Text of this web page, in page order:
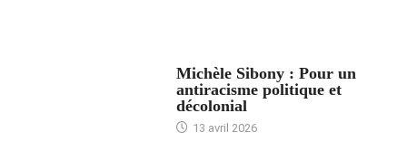
Michèle Sibony : Pour un
antiracisme politique et
décolonial
13 avril 2026